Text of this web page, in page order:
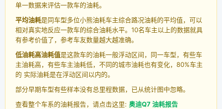
单一数据来评估一款车的油耗。
平均油耗是同车型多位小熊油耗车主综合路况油耗的平均值，可以
相对真实地反应一款车的综合油耗水平。10名车主以上的数据就具
有参考价值了，参考车友数量越大越准确。
低油耗高油耗值是这款车的油耗一般浮动区间，同一车型，有些车
主油耗高，有些车主油耗低，不同的城市油耗也有变化，80%车主
的 实际油耗是在浮动区间以内的。
部分早期车型有些样本没有总里程数据，已从统计图中忽略。
查看整个车系的油耗报告，请点击这里: 奥迪Q7 油耗报告